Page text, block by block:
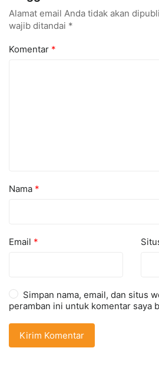
Alamat email Anda tidak akan
wajib ditandai *
Komentar *
Nama *
Email *
Simpan nama, email, dan situs
peramban ini untuk komentar saya